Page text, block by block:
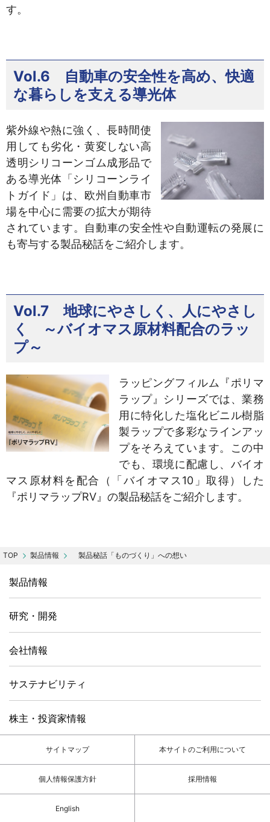
す。
Vol.6 自動車の安全性を高め、快適
な暮らしを支える導光体
紫外線や熱に強く、長時間使
用しても劣化・黄変しない高
透明シリコーンゴム成形品で
ある導光体「シリコーンライ
トガイド」は、欧州自動車市
場を中心に需要の拡大が期待
されています。自動車の安全性や自動運転の発展に
も寄与する製品秘話をご紹介します。
Vol.7 地球にやさしく、人にやさし
く ～バイオマス原材料配合のラッ
プ～
ラッピングフィルム『ポリマ
ラップ』シリーズでは、業務
用に特化した塩化ビニル樹脂
製ラップで多彩なラインアッ
プをそろえています。この中
でも、環境に配慮し、バイオ
マス原材料を配合（「バイオマス10」取得）した
『ポリマラップRV』の製品秘話をご紹介します。
製品情報 製品秘話 「ものづくり」への想い
製品情報
研究・開発
会社情報
サステナビリティ
株主・投資家情報
サイトマップ 本サイトのご利用について
個人情報保護方針 採用情報
English